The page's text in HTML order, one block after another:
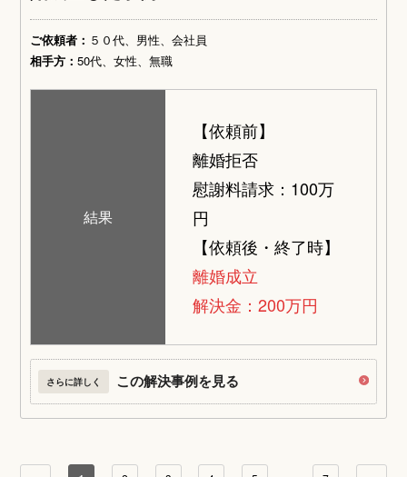
ご依頼者： ５０代、男性、会社員
相手方：50代、女性、無職
結果
【依頼前】
離婚拒否
慰謝料請求：100万
円
【依頼後・終了時】
離婚成立
解決金：200万円
さらに詳しく この解決事例を見る